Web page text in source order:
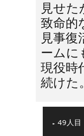
見せ
致命的
見事
ームに
現役時
続けた。
49人目